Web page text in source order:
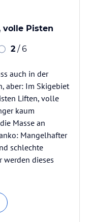
volle Pisten
2 / 6
auch in der
aber: Im Skigebiet
Liften, volle
kaum
Masse an
Mangelhafter
schlechte
werden dieses